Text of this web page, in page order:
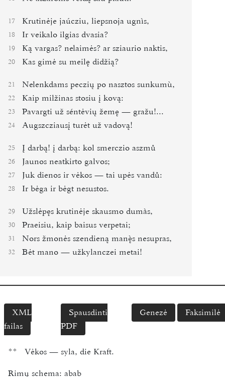
17 Krutinėje jaúcziu, liepsnoja ugnìs,
18 Ir veikalo ilgias dvasia?
19 Ką vargas? nelaimės? ar sziaurio naktis,
20 Kas gimė su meilę didžią?
21 Nelenkdams peczių po nasztos sunkumù,
22 Kaip milžinas stosiu į kovą:
23 Pavargti už séntėvių žemę ― gražu!...
24 Augszcziausį turėt už vadovą!
25 Į darbą! į darbą: kol smerczio aszmů
26 Jaunos neatkirto galvos;
27 Juk dienos ir vėkos ― tai upės vandů:
28 Ir bėga ir bėgt nesustos.
29 Užslėpęs krutinėje skausmo dumàs,
30 Praeisiu, kaip baisus verpetai;
31 Nors žmonės szendieną mans nesupras,
32 Bėt mano ― užkylanczei metai!
XML
failas
Spausdinti
PDF
Genezė Faksimilė
** Vėkos ― syla, die Kraft.
Rimų schema: abab